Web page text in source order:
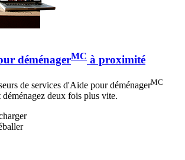
déménagerMC à proximité
de services d'Aide pour déménagerMC
déménagez deux fois plus vite.